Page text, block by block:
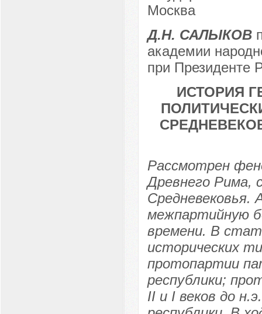
Москва
Д.Н. САЛЫКОВ
академии
при Президенте
ИСТОРИЯ
Рассмотрен
Древнего Рима,
Средневековья.
межпартийную
времени. В
исторических
протопартии
республики;
II и I веков до